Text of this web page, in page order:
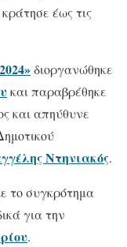
έως τις
διοργανώθηκε
και παραβρέθηκε
και απηύθυνε
Ντηνιακός.
το συγκρότημα
για την
.